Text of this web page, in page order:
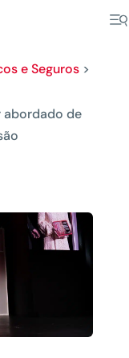
e Seguros>
abordado de